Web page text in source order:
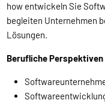
how entwickeln Sie
begleiten Unternehmen
Lösungen.
Berufliche